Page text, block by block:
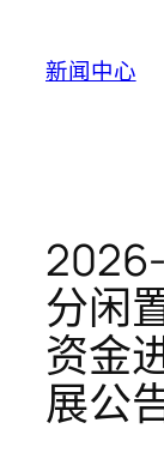
新闻中心
分闲
资金
展公